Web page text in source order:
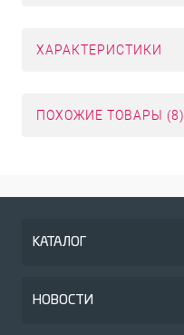
ХАРАКТЕРИСТИКИ
ПОХОЖИЕ ТОВАРЫ (8)
КАТАЛОГ
НОВОСТИ